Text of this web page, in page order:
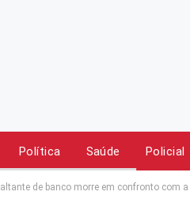
Política Saúde Policial
de banco morre em confronto com a